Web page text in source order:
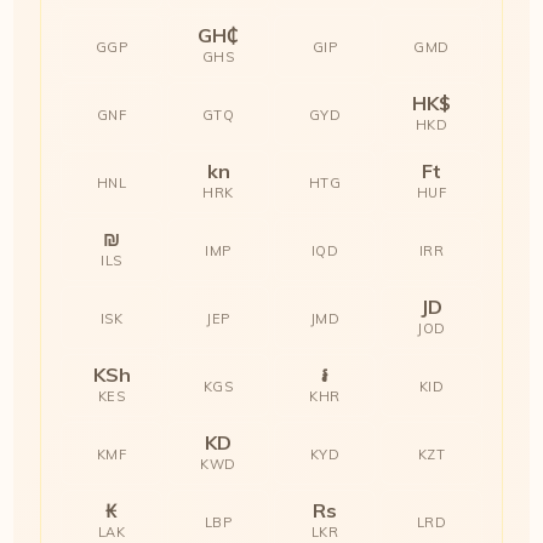
GGP GH₵
GHS
GIP GMD
GNF GTQ GYD HK$
HKD
HNL kn
HRK
HTG Ft
HUF
₪
ILS
IMP IQD IRR
ISK JEP JMD JD
JOD
KSh
KES
KGS ៛
KHR
KID
KMF KD
KWD
KYD KZT
₭
LAK
LBP Rs
LKR
LRD